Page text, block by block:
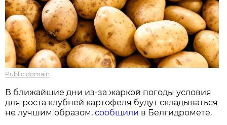
Public domain
В ближайшие дни из-за жаркой погоды условия
для роста клубней картофеля будут складываться
не лучшим образом,сообщили в Белгидромете.